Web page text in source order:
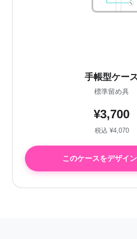
手帳型ケー
標準留め具
¥3,700
税込 ¥4,070
このケースをデザイ